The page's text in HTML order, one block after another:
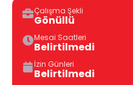
Çalışma Şekli
Gönüllü
Mesai Saatleri
Belirtilmedi
İzin Günleri
Belirtilmedi